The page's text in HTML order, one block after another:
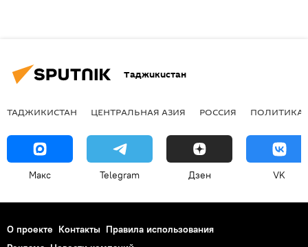
Таджикистан
ТАДЖИКИСТАН ЦЕНТРАЛЬНАЯ АЗИЯ РОССИЯ ПОЛИТИКА
Макс Telegram Дзен VK
О проекте Контакты Правила использования